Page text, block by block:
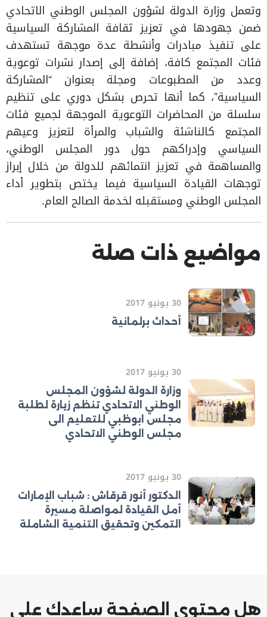
وتعمل وزارة الدولة لشؤون المجلس الوطني الاتحادي
ضمن جهودها في تعزيز ثقافة المشاركة السياسية
على تنفيذ مبادرات وأنشطة عدة موجهة تستهدف
فئات المجتمع كافة، إضافة إلى إصدار نشرات توعوية
وعدد من المطبوعات ومجلة بعنوان “المشاركة
السياسية”، كما أنها تحرص بشكل دوري على تنظيم
سلسلة من المحاضرات التوعوية الموجهة لجميع فئات
المجتمع كالناشئة والشباب والمرأة لتعزيز وعيهم
السياسي وإدراكهم حول دور المجلس الوطني،
والمساهمة في تعزيز انتمائهم للدولة من خلال إبراز
توجهات القيادة السياسية فيما يختص بتطوير أداء
المجلس الوطني ومستقبله لخدمة الصالح العام.
مواضيع ذات صلة
30 يونيو 2017
أحداث برلمانية
30 يونيو 2017
وزارة الدولة لشؤون المجلس
الوطني الاتحادي تنظم زيارة لطلبة
مجلس ابوظبي للتعليم الى
مجلس الوطني الاتحادي
30 يونيو 2017
الدكتور أنور قرقاش : شباب الإمارات
أمل القيادة لمواصلة مسيرة
التمكين وتحقيق التنمية الشاملة
هل محتوى الصفحة ساعدك على